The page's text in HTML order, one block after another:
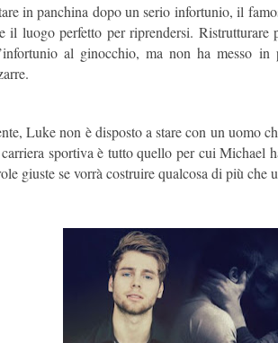
in panchina dopo un serio infortunio, il
il luogo perfetto per riprendersi.
al ginocchio, ma non ha messo
Luke non è disposto a stare con un uomo
sportiva è tutto quello per cui Michael
giuste se vorrà costruire qualcosa di più che